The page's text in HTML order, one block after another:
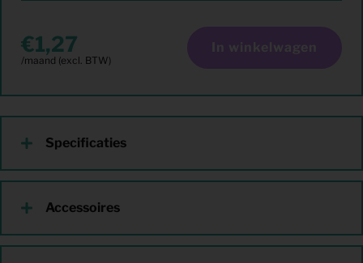
1,27 In winkelwagen
Specificaties
Accessoires